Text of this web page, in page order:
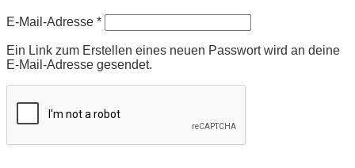
E-Mail-Adresse *Erforderlich
Ein Link zum Erstellen eines neuen Passwort wird an deine
E-Mail-Adresse gesendet.